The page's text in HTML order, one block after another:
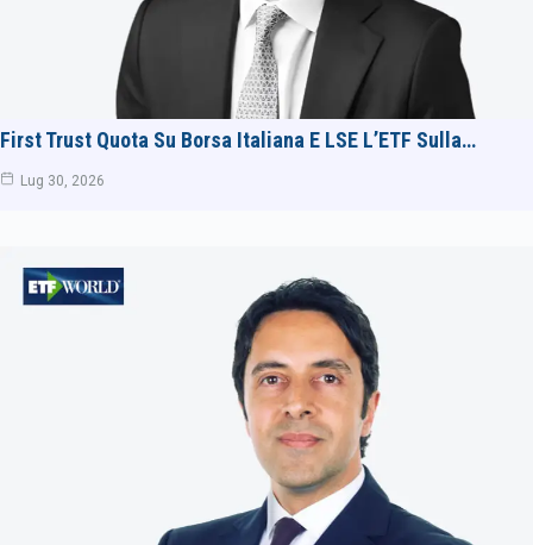
First Trust Quota Su Borsa Italiana E LSE L’ETF Sulla…
Lug 30, 2026